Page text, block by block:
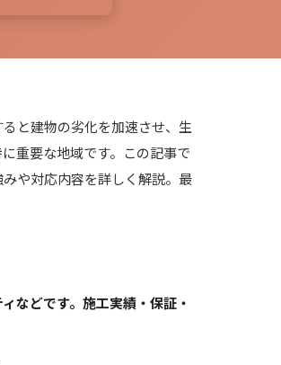
と建物の劣化を加速させ、生
重要な地域です。この記事で
や対応内容を詳しく解説。最
などです。施工実績・保証・